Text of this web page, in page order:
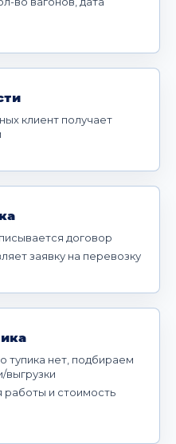
клиент получает
договор
заявку на перевозку
тупика нет, подбираем
выгрузки
работы и стоимость